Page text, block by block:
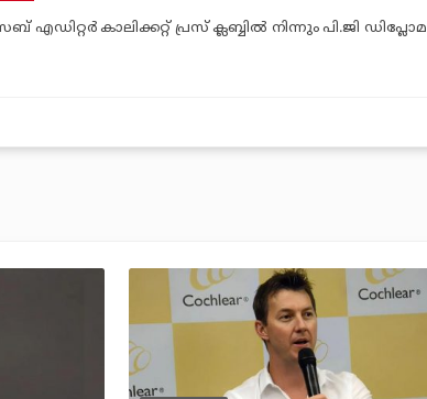
കാലിക്കറ്റ് പ്രസ് ക്ലബ്ബില്‍ നിന്നും പി.ജി ഡിപ്ലോമ